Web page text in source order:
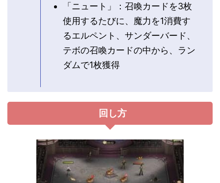
「ニュート」：召喚カードを3枚
使用するたびに、魔力を1消費す
るエルペント、サンダーバード、
テボの召喚カードの中から、ラン
ダムで1枚獲得
回し方